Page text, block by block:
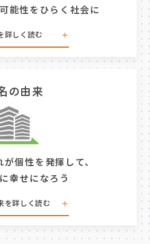
ひとりの可能性をひらく社
ています。 全従業員がこ
ことが、ステークホルダ
能性をひらく社会に
詳しく読む
のあり方が違うように、働
な仕事」も多様であると考
ひとりの「幸せな仕事」
扉を創り続けること。 そ
。
機会であり、「幸せな仕
。 例えば、ある人にとっ
チャレンジ。 ある人にと
ングでのスキルアッ
の由来
個性を発揮して、
幸せになろう
を詳しく読む